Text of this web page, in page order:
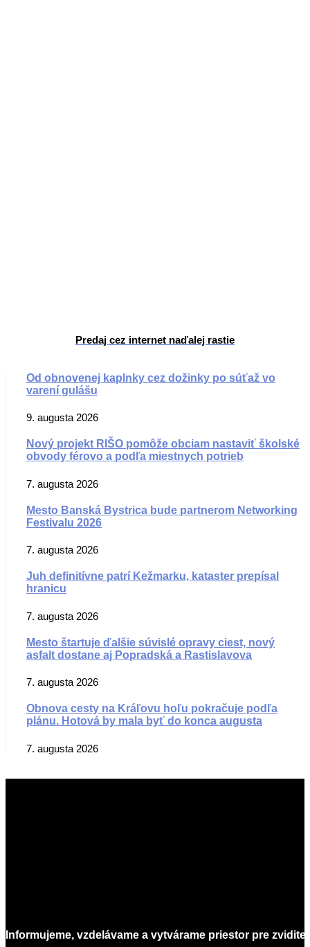
Predaj cez internet naďalej rastie
Od obnovenej kaplnky cez dožinky po súťaž vo
varení gulášu
9. augusta 2026
Nový projekt RIŠO pomôže obciam nastaviť školské
obvody férovo a podľa miestnych potrieb
7. augusta 2026
Mesto Banská Bystrica bude partnerom Networking
Festivalu 2026
7. augusta 2026
Juh definitívne patrí Kežmarku, kataster prepísal
hranicu
7. augusta 2026
Mesto štartuje ďalšie súvislé opravy ciest, nový
asfalt dostane aj Popradská a Rastislavova
7. augusta 2026
Obnova cesty na Kráľovu hoľu pokračuje podľa
plánu. Hotová by mala byť do konca augusta
7. augusta 2026
Informujeme, vzdelávame a vytvárame priestor pre